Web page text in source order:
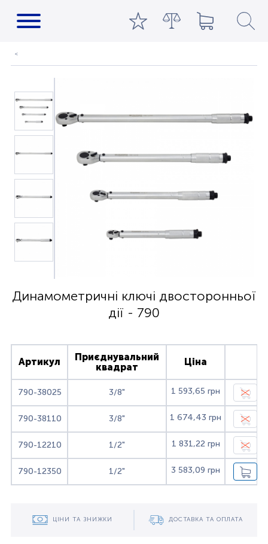
Динамометричні ключі двосторонньої
дії - 790
Артикул
Приєднувальний
квадрат
Ціна
790-38025 3/8" 1 593,65 грн
790-38110 3/8" 1 674,43 грн
790-12210 1/2" 1 831,22 грн
790-12350 1/2" 3 583,09 грн
ЦІНИ ТА ЗНИЖКИ ДОСТАВКА ТА ОПЛАТА